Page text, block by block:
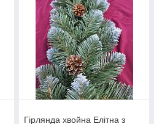
Гірлянда хвойна Елітна з